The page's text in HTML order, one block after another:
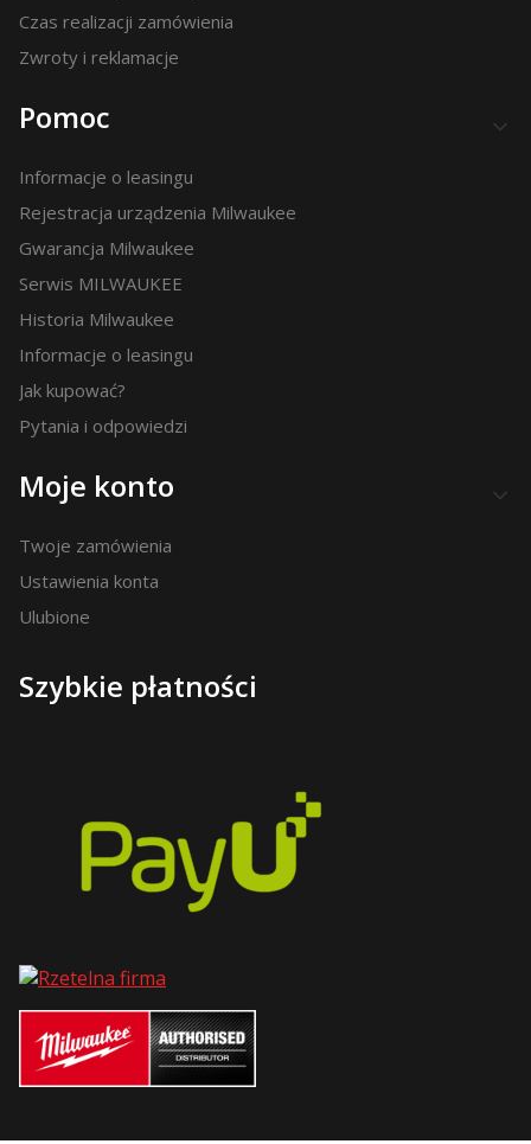
Czas realizacji zamówienia
Zwroty i reklamacje
Pomoc
Informacje o leasingu
Rejestracja urządzenia Milwaukee
Gwarancja Milwaukee
Serwis MILWAUKEE
Historia Milwaukee
Informacje o leasingu
Jak kupować?
Pytania i odpowiedzi
Moje konto
Twoje zamówienia
Ustawienia konta
Ulubione
Szybkie płatności